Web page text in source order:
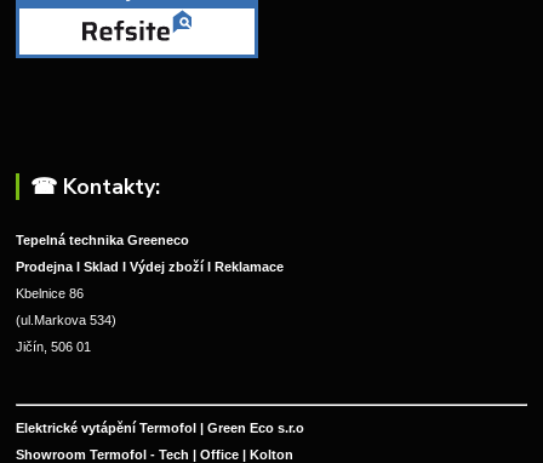
☎︎ Kontakty:
Tepelná technika Greeneco
Prodejna I Sklad I Výdej zboží I Reklamace
Kbelnice 86
(ul.Markova 534)
Jičín, 506 01
Elektrické vytápění Termofol | Green Eco s.r.o
Showroom Termofol - Tech | Office | Kolton